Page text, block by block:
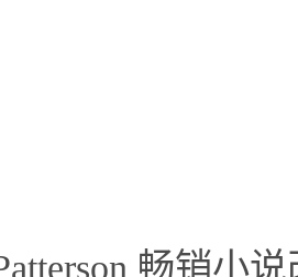
畅销小